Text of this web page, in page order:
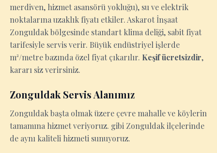
merdiven, hizmet asansörü yokluğu), su ve elektrik
noktalarına uzaklık fiyatı etkiler. Askarot İnşaat
Zonguldak bölgesinde standart klima deliği, sabit fiyat
tarifesiyle servis verir. Büyük endüstriyel işlerde
m²/metre bazında özel fiyat çıkarılır. Keşif ücretsizdir,
kararı siz verirsiniz.
Zonguldak Servis Alanımız
Zonguldak başta olmak üzere çevre mahalle ve köylerin
tamamına hizmet veriyoruz. gibi Zonguldak ilçelerinde
de aynı kaliteli hizmeti sunuyoruz.